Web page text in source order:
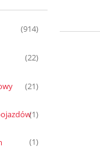
(914)
(22)
(21)
(1)
(1)